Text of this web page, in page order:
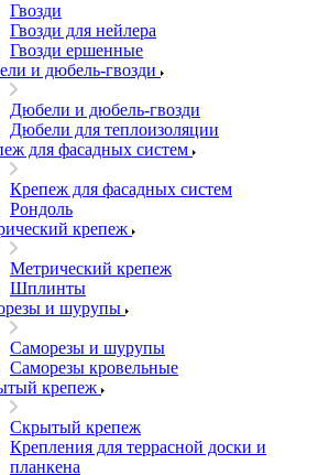
Гвозди
Гвозди для нейлера
Гвозди ершенные
и дюбель-гвозди
Дюбели и дюбель-гвозди
Дюбели для теплоизоляции
для фасадных систем
Крепеж для фасадных систем
Рондоль
крепеж
Метрический крепеж
Шплинты
и шурупы
Саморезы и шурупы
Саморезы кровельные
крепеж
Скрытый крепеж
Крепления для террасной доски и
планкена